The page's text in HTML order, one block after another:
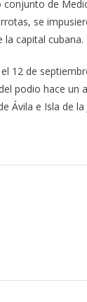
de
se
capital cubana.
12 de
podio hace un
Ávila e Isla de la